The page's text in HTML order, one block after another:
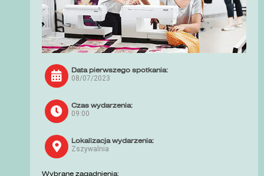
Data pierwszego spotkania:
08/07/2023
Czas wydarzenia:
09:00
Lokalizacja wydarzenia:
Zszywalnia
Wybrane zagadnienia: